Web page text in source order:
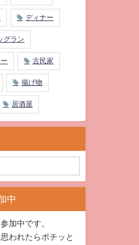
ディナー
グラン
古民家
揚げ物
居酒屋
中
加中です。
われたらポチッと